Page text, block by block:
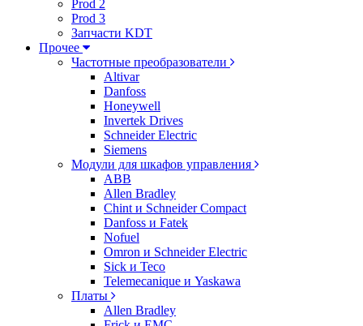
Prod 2
Prod 3
Запчасти KDT
Прочее
Частотные преобразователи
Altivar
Danfoss
Honeywell
Invertek Drives
Schneider Electric
Siemens
Модули для шкафов управления
ABB
Allen Bradley
Chint и Schneider Compact
Danfoss и Fatek
Nofuel
Omron и Schneider Electric
Sick и Teco
Telemecanique и Yaskawa
Платы
Allen Bradley